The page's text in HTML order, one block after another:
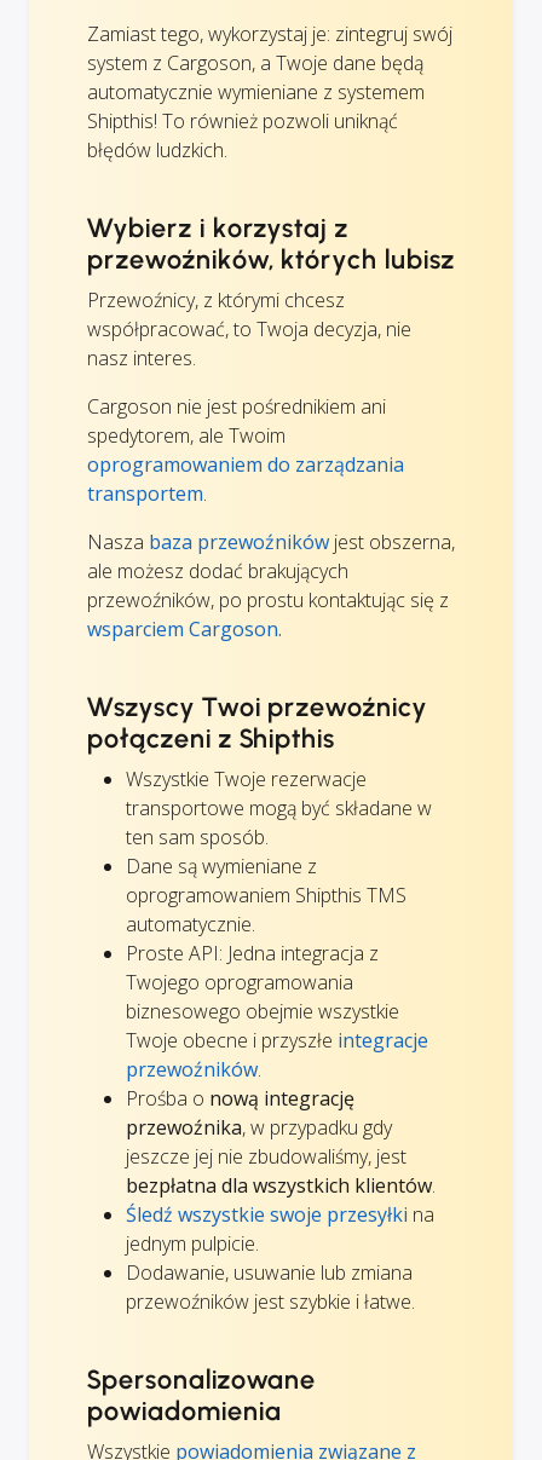
Zamiast tego, wykorzystaj je: zintegruj swój
system z Cargoson, a Twoje dane będą
automatycznie wymieniane z systemem
Shipthis! To również pozwoli uniknąć
błędów ludzkich.
Wybierz i korzystaj z
przewoźników, których lubisz
Przewoźnicy, z którymi chcesz
współpracować, to Twoja decyzja, nie
nasz interes.
Cargoson nie jest pośrednikiem ani
spedytorem, ale Twoim
oprogramowaniem do zarządzania
transportem.
Nasza baza przewoźników jest obszerna,
ale możesz dodać brakujących
przewoźników, po prostu kontaktując się z
wsparciem Cargoson.
Wszyscy Twoi przewoźnicy
połączeni z Shipthis
Wszystkie Twoje rezerwacje
transportowe mogą być składane w
ten sam sposób.
Dane są wymieniane z
oprogramowaniem Shipthis TMS
automatycznie.
Proste API: Jedna integracja z
Twojego oprogramowania
biznesowego obejmie wszystkie
Twoje obecne i przyszłe integracje
przewoźników.
Prośba o nową integrację
przewoźnika, w przypadku gdy
jeszcze jej nie zbudowaliśmy, jest
bezpłatna dla wszystkich klientów.
Śledź wszystkie swoje przesyłki na
jednym pulpicie.
Dodawanie, usuwanie lub zmiana
przewoźników jest szybkie i łatwe.
Spersonalizowane
powiadomienia
Wszystkie powiadomienia związane z